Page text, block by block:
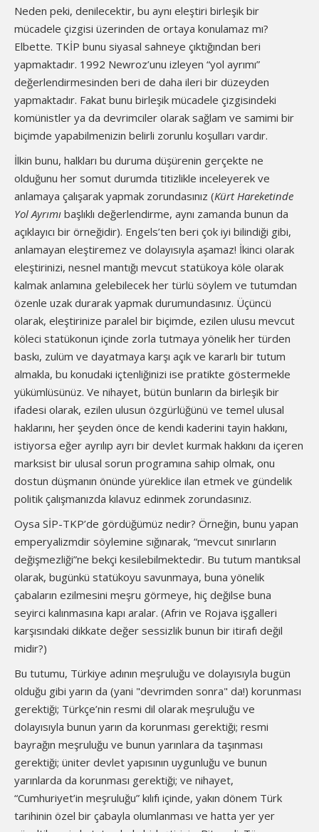
Neden peki, denilecektir, bu aynı eleştiri birleşik bir
mücadele çizgisi üzerinden de ortaya konulamaz mı?
Elbette. TKİP bunu siyasal sahneye çıktığından beri
yapmaktadır. 1992 Newroz’unu izleyen “yol ayrımı”
değerlendirmesinden beri de daha ileri bir düzeyden
yapmaktadır. Fakat bunu birleşik mücadele çizgisindeki
komünistler ya da devrimciler olarak sağlam ve samimi bir
biçimde yapabilmenizin belirli zorunlu koşulları vardır.
İlkin bunu, halkları bu duruma düşürenin gerçekte ne
olduğunu her somut durumda titizlikle inceleyerek ve
anlamaya çalışarak yapmak zorundasınız (Kürt Hareketinde
Yol Ayrımı başlıklı değerlendirme, aynı zamanda bunun da
açıklayıcı bir örneğidir). Engels’ten beri çok iyi bilindiği gibi,
anlamayan eleştiremez ve dolayısıyla aşamaz! İkinci olarak
eleştirinizi, nesnel mantığı mevcut statükoya köle olarak
kalmak anlamına gelebilecek her türlü söylem ve tutumdan
özenle uzak durarak yapmak durumundasınız. Üçüncü
olarak, eleştirinize paralel bir biçimde, ezilen ulusu mevcut
köleci statükonun içinde zorla tutmaya yönelik her türden
baskı, zulüm ve dayatmaya karşı açık ve kararlı bir tutum
almakla, bu konudaki içtenliğinizi ise pratikte göstermekle
yükümlüsünüz. Ve nihayet, bütün bunların da birleşik bir
ifadesi olarak, ezilen ulusun özgürlüğünü ve temel ulusal
haklarını, her şeyden önce de kendi kaderini tayin hakkını,
istiyorsa eğer ayrılıp ayrı bir devlet kurmak hakkını da içeren
marksist bir ulusal sorun programına sahip olmak, onu
dostun düşmanın önünde yüreklice ilan etmek ve gündelik
politik çalışmanızda kılavuz edinmek zorundasınız.
Oysa SİP-TKP’de gördüğümüz nedir? Örneğin, bunu yapan
emperyalizmdir söylemine sığınarak, “mevcut sınırların
değişmezliği”ne bekçi kesilebilmektedir. Bu tutum mantıksal
olarak, bugünkü statükoyu savunmaya, buna yönelik
çabaların ezilmesini meşru görmeye, hiç değilse buna
seyirci kalınmasına kapı aralar. (Afrin ve Rojava işgalleri
karşısındaki dikkate değer sessizlik bunun bir itirafı değil
midir?)
Bu tutumu, Türkiye adının meşruluğu ve dolayısıyla bugün
olduğu gibi yarın da (yani "devrimden sonra" da!) korunması
gerektiği; Türkçe’nin resmi dil olarak meşruluğu ve
dolayısıyla bunun yarın da korunması gerektiği; resmi
bayrağın meşruluğu ve bunun yarınlara da taşınması
gerektiği; üniter devlet yapısının uygunluğu ve bunun
yarınlarda da korunması gerektiği; ve nihayet,
“Cumhuriyet’in meşruluğu” kılıfı içinde, yakın dönem Türk
tarihinin özel bir çabayla olumlanması ve hatta yer yer